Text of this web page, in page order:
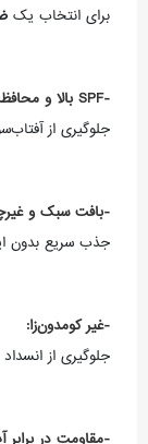
برای انتخاب یک
-SPF بالا و محافظت طیف گسترده:
جلوگیری از
-بافت سبک و
جذب سریع بدون
-غیر کومدون‌زا:
جلوگیری از